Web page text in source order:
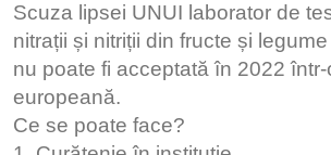
Scuza lipsei UNUI laborator de
nitrații și nitriții din fructe și
nu poate fi acceptată în 2022
europeană.
Ce se poate face?